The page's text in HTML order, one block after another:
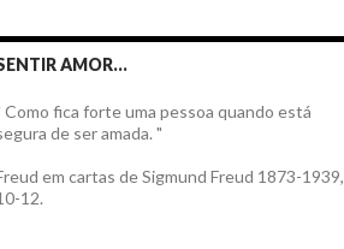
AMOR…
Como fica forte uma pessoa quando está
de ser amada. "
em cartas de Sigmund Freud 1873-1939,
12.